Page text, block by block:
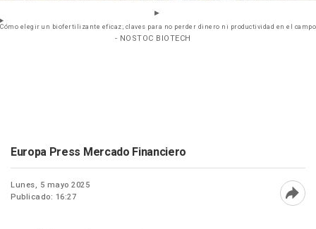
Cómo elegir un biofertilizante eficaz; claves para no perder dinero ni productividad en el campo
- NOSTOC BIOTECH
Europa Press Mercado Financiero
Lunes, 5 mayo 2025
Publicado: 16:27